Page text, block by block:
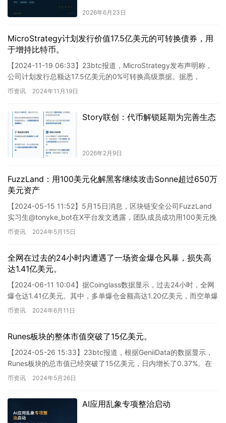
2026年6月23日
MicroStrategy计划发行价值17.5亿美元的可转换债券，用
于增持比特币。
【2024-11-19 06:33】23btc报道，MicroStrategy发布声明称，
公司计划发行总额达17.5亿美元的0%可转换高级票据。据悉，
MicroStrategy还拟…
币资讯 2024年11月19日
Story联创：代币解锁延期为完善生态
2026年2月9日
FuzzLand：用100美元化解黑客继续攻击Sonne超过650万
美元资产
【2024-05-15 11:52】5月15日消息，区块链安全公司FuzzLand
实习生@tonyke_bot在X平台发文透露，团队成员成功用100美元挽
救了Sonne Finan…
币资讯 2024年5月15日
全网在过去的24小时内遭遇了一场资金爆仓风暴，损失高
达1.41亿美元。
【2024-06-11 10:04】据Coinglass数据显示，过去24小时，全网
爆仓达1.41亿美元。其中，多单爆仓金额高达1.20亿美元，而空单爆
仓金额为2132.69万美元…
币资讯 2024年6月11日
Runes板块的整体市值突破了15亿美元。
【2024-05-26 15:33】23btc报道，根据GeniiData的数据显示，
Runes板块的总市值已经突破了15亿美元，日内增长了0.37%。在
其中，符文DOG•GO•T…
币资讯 2024年5月26日
AI应用乱象专项整治启动